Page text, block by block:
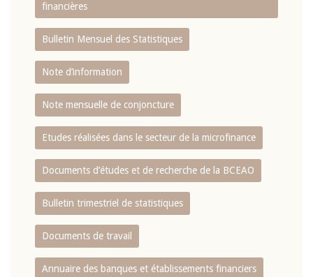
financières
Bulletin Mensuel des Statistiques
Note d’information
Note mensuelle de conjoncture
Etudes réalisées dans le secteur de la microfinance
Documents d’études et de recherche de la BCEAO
Bulletin trimestriel de statistiques
Documents de travail
Annuaire des banques et établissements financiers